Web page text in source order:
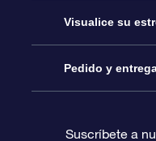
Contáctanos
Blog
Regalo Estrella
Paquete de
Visualice su
Registro estelar
Pedido y
Suscríbete a